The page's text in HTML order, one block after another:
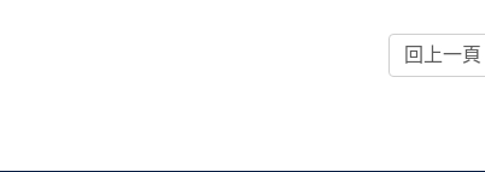
回上一頁